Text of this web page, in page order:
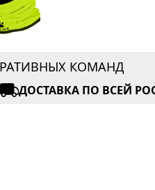
КОМАНД
ДОСТАВКА ПО ВСЕЙ